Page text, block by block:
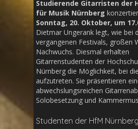
Studierende Gitarristen der
für Musik Nürnberg
Sonntag, 20. Oktober, um
Dietmar Ungerank legt, wie bei
vergangenen Festivals, großen
Nachwuchs. Diesmal erhalten
Gitarrenstudenten der
Nürnberg die Möglichkeit, bei
aufzutreten. Sie präsentieren
abwechslungsreichen
Solobesetzung und
Studenten der HfM